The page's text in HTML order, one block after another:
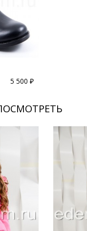
5 500 ₽